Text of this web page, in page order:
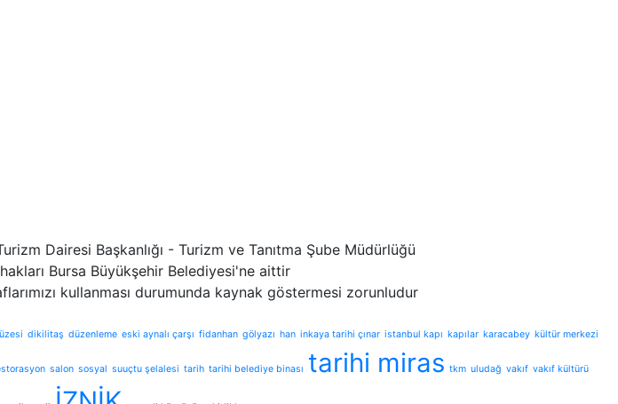
Dairesi Başkanlığı - Turizm ve Tanıtma Şube Müdürlüğü
Bursa Büyükşehir Belediyesi'ne aittir
kullanması durumunda kaynak göstermesi zorunludur
dikilitaş düzenleme eski aynalı çarşı fidanhan gölyazı han inkaya tarihi çınar istanbul kapı kapılar karacabey kültür merkezi
salon sosyal suuçtu şelalesi tarih tarihi belediye binası tarihi miras tkm uludağ vakıf vakıf kültürü